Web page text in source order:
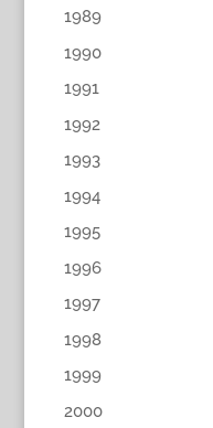
1989
1990
1991
1992
1993
1994
1995
1996
1997
1998
1999
2000